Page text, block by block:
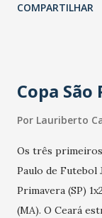
COMPARTILHAR
Copa
Por Lauriberto
Os três primeiros
Paulo de Futebol
Primavera (SP)
(MA). O Ceará